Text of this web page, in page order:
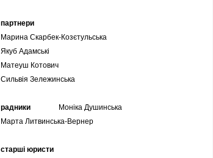
партнери
Марина Скарбек-Козєтульська
Якуб Адамські
Матеуш Котович
Сильвія Зележинська
радники
Mоніка Душинська
Марта Литвинська-Вернер
старші юристи